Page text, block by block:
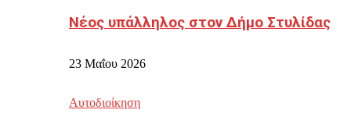
Νέος υπάλληλος στον Δήμο Στυλίδας
23 Μαΐου 2026
Αυτοδιοίκηση